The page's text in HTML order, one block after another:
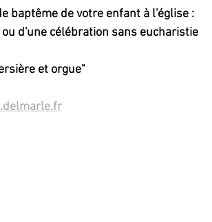
baptême de votre enfant à l'église :
d'une célébration sans eucharistie
et orgue"